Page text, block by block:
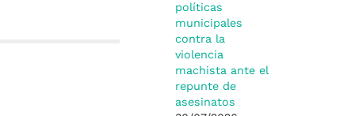
políticas
municipales
contra la
violencia
machista ante el
repunte de
asesinatos